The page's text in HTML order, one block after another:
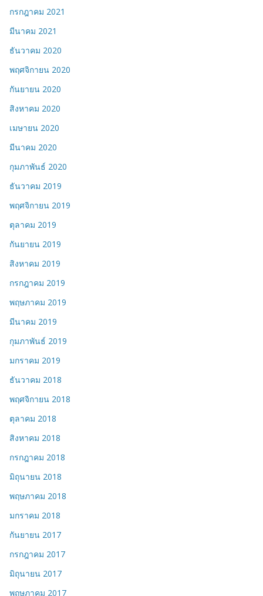
กรกฎาคม 2021
มีนาคม 2021
ธันวาคม 2020
พฤศจิกายน 2020
กันยายน 2020
สิงหาคม 2020
เมษายน 2020
มีนาคม 2020
กุมภาพันธ์ 2020
ธันวาคม 2019
พฤศจิกายน 2019
ตุลาคม 2019
กันยายน 2019
สิงหาคม 2019
กรกฎาคม 2019
พฤษภาคม 2019
มีนาคม 2019
กุมภาพันธ์ 2019
มกราคม 2019
ธันวาคม 2018
พฤศจิกายน 2018
ตุลาคม 2018
สิงหาคม 2018
กรกฎาคม 2018
มิถุนายน 2018
พฤษภาคม 2018
มกราคม 2018
กันยายน 2017
กรกฎาคม 2017
มิถุนายน 2017
พฤษภาคม 2017